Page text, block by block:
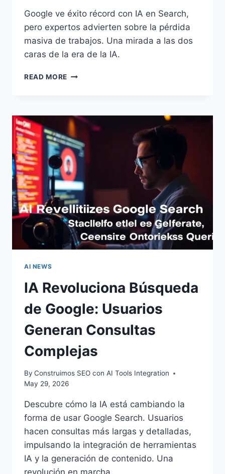
Google ve éxito récord con IA en Search,
pero expertos advierten sobre la pérdida
masiva de trabajos. Una mirada a las dos
caras de la era de la IA.
READ MORE IA:
VS.
ALERTA
DE
EMPLEO
AI NEWS
IA Revoluciona Búsqueda
de Google: Usuarios
Generan Consultas
Complejas
By Construimos SEO con AI Tools Integration
May 29, 2026
Descubre cómo la IA está cambiando la
forma de usar Google Search. Usuarios
hacen consultas más largas y detalladas,
impulsando la integración de herramientas
IA y la generación de contenido. Una